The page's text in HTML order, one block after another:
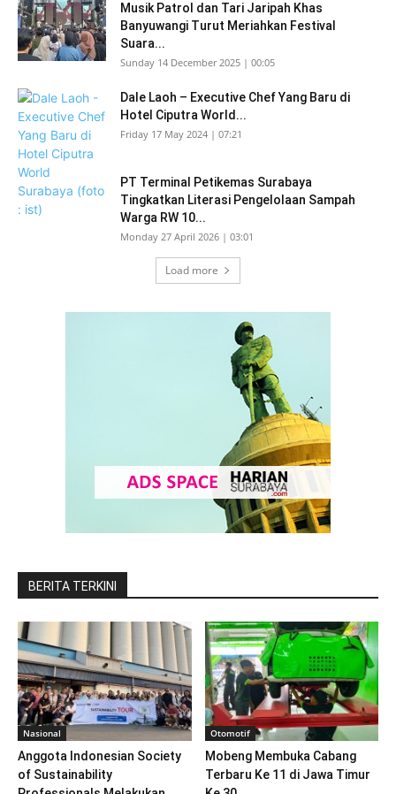
Musik Patrol dan Tari Jaripah Khas
Banyuwangi Turut Meriahkan Festival
Suara...
Sunday 14 December 2025 | 00:05
Dale Laoh – Executive Chef Yang Baru di
Hotel Ciputra World...
Friday 17 May 2024 | 07:21
PT Terminal Petikemas Surabaya
Tingkatkan Literasi Pengelolaan Sampah
Warga RW 10...
Monday 27 April 2026 | 03:01
Load more
BERITA TERKINI
Nasional
Anggota Indonesian Society
of Sustainability
Otomotif
Mobeng Membuka Cabang
Terbaru Ke 11 di Jawa Timur